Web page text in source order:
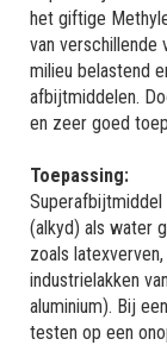
het giftige
van verschillende
milieu belastend
afbijtmiddelen.
en zeer goed
Toepassing:
(alkyd) als water
zoals
industrielakken
aluminium). Bij
testen op een